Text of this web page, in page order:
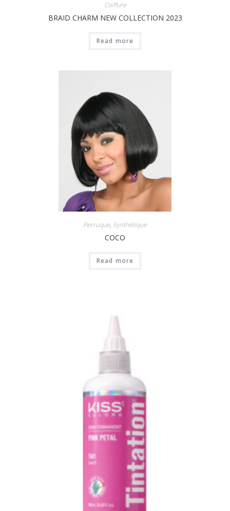
Coiffure
BRAID CHARM NEW COLLECTION 2023
Read more
Perruque, Synthétique
COCO
Read more